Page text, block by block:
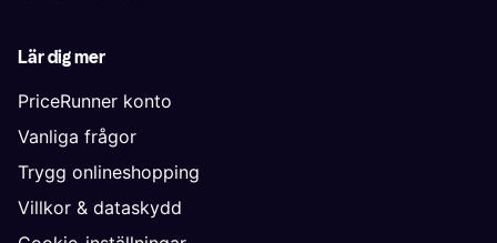
Lär dig mer
PriceRunner konto
Vanliga frågor
Trygg onlineshopping
Villkor & dataskydd